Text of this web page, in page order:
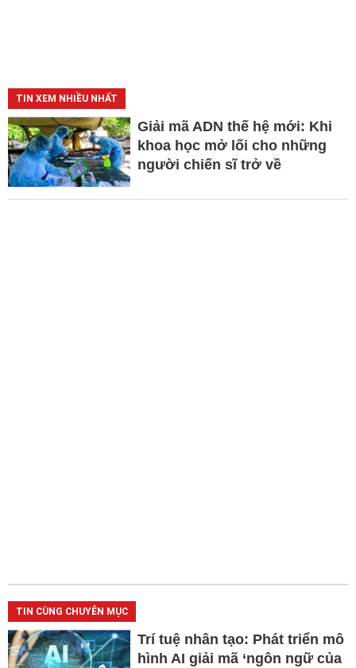
TIN XEM NHIỀU NHẤT
Giải mã ADN thế hệ mới: Khi
khoa học mở lối cho những
người chiến sĩ trở về
TIN CÙNG CHUYÊN MỤC
Trí tuệ nhân tạo: Phát triển mô
hình AI giải mã ‘ngôn ngữ của